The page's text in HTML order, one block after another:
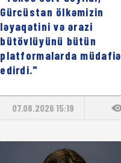
Gürcüstan ölkəmizin
ləyaqətini və ərazi
bütövlüyünü bütün
platformalarda müdafiə
edirdi."
07.08.2026 15:19